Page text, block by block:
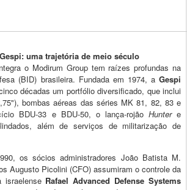
uma trajetória de meio século
o Modirum Group tem raízes profundas na
(BID) brasileira. Fundada em 1974, a Gespi
décadas um portfólio diversificado, que inclui
bombas aéreas das séries MK 81, 82, 83 e
BDU-33 e BDU-50, o lança-rojão Huntere
além de serviços de militarização de
os sócios administradores João Batista M.
Augusto Picolini (CFO) assumiram o controle da
israelense Rafael Advanced Defense Systems